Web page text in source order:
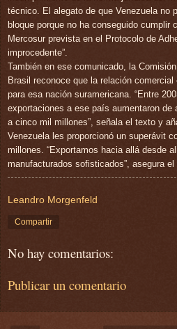
técnico. El alegato de que Venezuela no
bloque porque no ha conseguido cumplir
Mercosur prevista en el Protocolo de
improcedente”.
También en ese comunicado, la
Brasil reconoce que la relación
para esa nación suramericana. “Entre
exportaciones a ese país aumentaron de
a cinco mil millones”, señala el texto y
Venezuela les proporcionó un superávit
millones. “Exportamos hacia allá desde
manufacturados sofisticados”, asegura el
Leandro Morgenfeld
Compartir
No hay comentarios:
Publicar un comentario